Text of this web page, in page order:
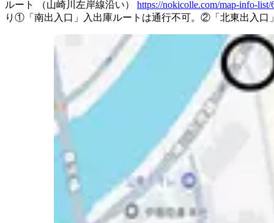
ルート
（山崎川左岸線沿い）
https://nokicolle.com/map-info-list/
り①「南出入口」入出庫ルートは通行不可。②「北東出入口